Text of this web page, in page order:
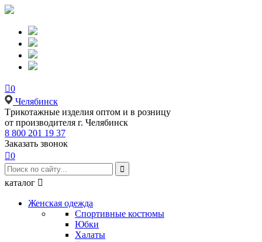
0
Челябинск
Tрикотажные изделия оптом и в розницу
от производителя г. Челябинск
8 800 201 19 37
Заказать звонок
0

каталог 
Женская одежда
Спортивные костюмы
Юбки
Халаты